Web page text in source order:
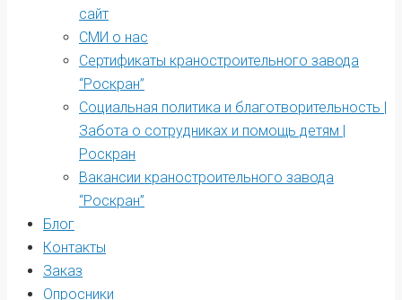
сайт
СМИ о нас
Сертификаты краностроительного завода
“Роскран”
Социальная политика и благотворительность |
Забота о сотрудниках и помощь детям |
Роскран
Вакансии краностроительного завода
“Роскран”
Блог
Контакты
Заказ
Опросники